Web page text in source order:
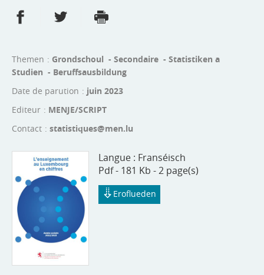
Partager sur Facebook
Partager sur Twitter
Themen
Grondschoul - Secondaire - Statistiken a
Studien - Beruffsausbildung
Date de parution
juin 2023
Editeur
MENJE/SCRIPT
Contact
statistiques@men.lu
Langue : Franséisch
Pdf - 181 Kb - 2 page(s)
Eroflueden